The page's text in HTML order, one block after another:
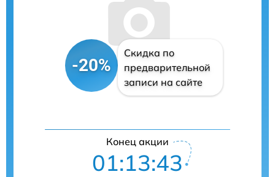
-20%
Скидка по
предварительной
записи на сайте
Конец акции
01:13:42